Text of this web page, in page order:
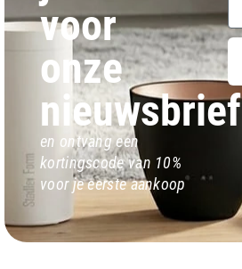
voor
onze
nieuwsbrief
en ontvang een
kortingscode van 10%
voor je eerste aankoop